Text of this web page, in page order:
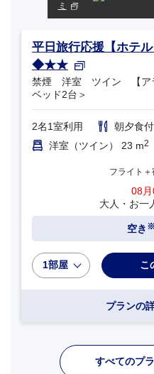
ミ
平日旅行応援【ホテ
◆★★
禁煙 洋室 ツイン 【アラ
ベッド2台＞
2名1室利用
朝夕食付
洋室（ツイン） 23 m2
フライト
08
大人・お一
空き ※
1部屋
プランの
すべてのプ